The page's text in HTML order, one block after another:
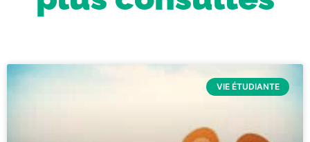
VIE ÉTUDIANTE